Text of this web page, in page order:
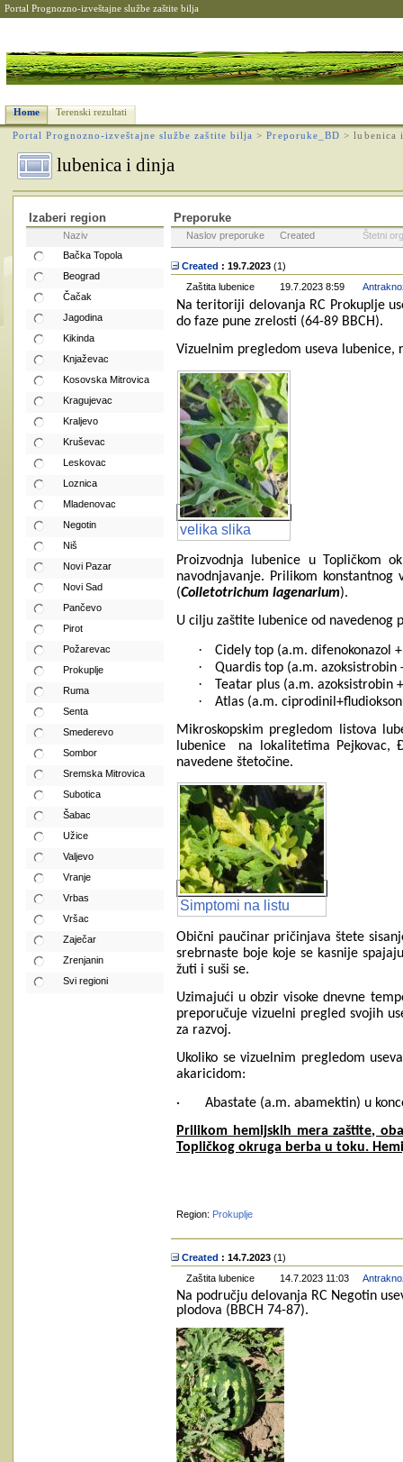
Portal Prognozno-izveštajne službe zaštite bilja
Home Terenski rezultati
Portal Prognozno-izveštajne službe zaštite bilja >Preporuke_BD >lubenica
lubenica i dinja
Izaberi region
Naziv
Bačka Topola
Beograd
Čačak
Jagodina
Kikinda
Knjaževac
Kosovska Mitrovica
Kragujevac
Kraljevo
Kruševac
Leskovac
Loznica
Mladenovac
Negotin
Niš
Novi Pazar
Novi Sad
Pančevo
Pirot
Požarevac
Prokuplje
Ruma
Senta
Smederevo
Sombor
Sremska Mitrovica
Subotica
Šabac
Užice
Valjevo
Vranje
Vrbas
Vršac
Zaječar
Zrenjanin
Svi regioni
Preporuke
Naslov preporuke Created Štetni
Created : 19.7.2023 ‎(1)
Zaštita lubenice
19.7.2023 8:59
Na teritoriji delovanja RC Prokuplje
do faze pune zrelosti (64-89 BBCH).
Vizuelnim pregledom useva
velika slika
Proizvodnja lubenice u Topličkom
navodnjavanje. Prilikom
(Colletotrichum lagenarium).
U cilju zaštite lubenice od
· Cidely top (a.m. difenokonazol
· Quardis top (a.m.
· Teatar plus (a.m. azoksistrobin
·
Atlas (a.m.
Mikroskopskim pregledom listova
lubenice
na lokalitetima Pejkovac,
navedene štetočine.
Simptomi na listu
Obični paučinar pričinjava štete
srebrnaste boje koje se kasnije
žuti i suši se.
Uzimajući u obzir visoke dnevne
preporučuje vizuelni pregled svojih
za razvoj.
Ukoliko se vizuelnim pregledom
akaricidom:
·
Abastate (a.m. abamektin) u
Prilikom hemijskih mera zaštite,
Topličkog okruga berba u toku.
Region: Prokuplje
Created : 14.7.2023 ‎(1)
Zaštita lubenice
14.7.2023 11:03
Na području delovanja RC Negotin
plodova (BBCH 74-87).